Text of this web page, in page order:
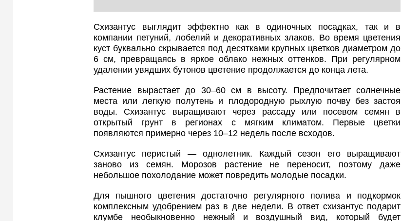
Схизантус выглядит эффектно как в одиночных посадках, так и в
компании петуний, лобелий и декоративных злаков. Во время цветения
куст буквально скрывается под десятками крупных цветков диаметром до
6 см, превращаясь в яркое облако нежных оттенков. При регулярном
удалении увядших бутонов цветение продолжается до конца лета.
Растение вырастает до 30–60 см в высоту. Предпочитает солнечные
места или легкую полутень и плодородную рыхлую почву без застоя
воды. Схизантус выращивают через рассаду или посевом семян в
открытый грунт в регионах с мягким климатом. Первые цветки
появляются примерно через 10–12 недель после всходов.
Схизантус перистый — однолетник. Каждый сезон его выращивают
заново из семян. Морозов растение не переносит, поэтому даже
небольшое похолодание может повредить молодые посадки.
Для пышного цветения достаточно регулярного полива и подкормок
комплексным удобрением раз в две недели. В ответ схизантус подарит
клумбе необыкновенно нежный и воздушный вид, который будет